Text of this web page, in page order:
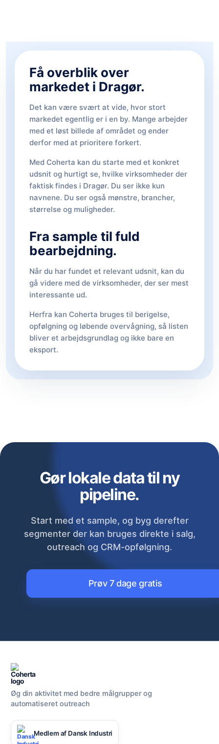
Få overblik over
markedet i Dragør.
Det kan være svært at vide, hvor stort
markedet egentlig er i en by. Mange arbejder
med et løst billede af området og ender
derfor med at prioritere forkert.
Med Coherta kan du starte med et konkret
udsnit og hurtigt se, hvilke virksomheder der
faktisk findes i Dragør. Du ser ikke kun
navnene. Du ser også mønstre, brancher,
størrelse og muligheder.
Fra sample til fuld
bearbejdning.
Når du har fundet et relevant udsnit, kan du
gå videre med de virksomheder, der ser mest
interessante ud.
Herfra kan Coherta bruges til berigelse,
opfølgning og løbende overvågning, så listen
bliver et arbejdsgrundlag og ikke bare en
eksport.
Gør lokale data til ny
pipeline.
Start med et sample, og byg derefter
segmenter der kan bruges direkte i salg,
outreach og CRM-opfølgning.
Prøv 7 dage gratis
Øg din aktivitet med bedre målgrupper og
automatiseret outreach
Medlem af Dansk Industri